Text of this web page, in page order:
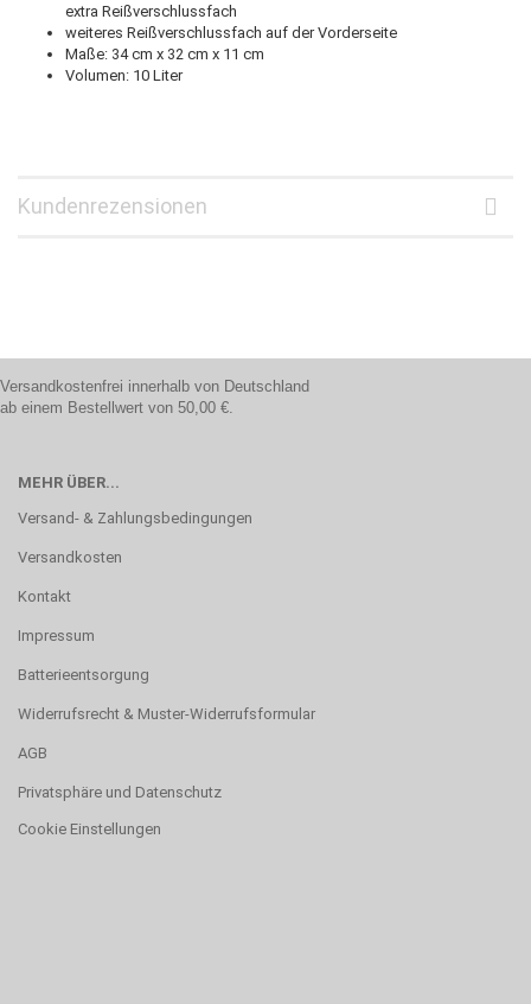
extra Reißverschlussfach
weiteres Reißverschlussfach auf der Vorderseite
Maße: 34 cm x 32 cm x 11 cm
Volumen: 10 Liter
Kundenrezensionen
Versandkostenfrei innerhalb von Deutschland
ab einem Bestellwert von 50,00 €.
MEHR ÜBER...
Versand- & Zahlungsbedingungen
Versandkosten
Kontakt
Impressum
Batterieentsorgung
Widerrufsrecht & Muster-Widerrufsformular
AGB
Privatsphäre und Datenschutz
Cookie Einstellungen